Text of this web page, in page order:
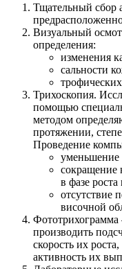
Тщательный сбор
Визуальный
определения:
изменения
сальности
Трихоскопия.
помощью
методом
протяжении,
Проведение
уменьшение
сокращение
в фазе
отсутствие
височной
производить
скорость их
активность их